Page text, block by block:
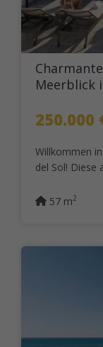
Meerblick
250.000
Willkommen
del Sol! Diese
57 m2